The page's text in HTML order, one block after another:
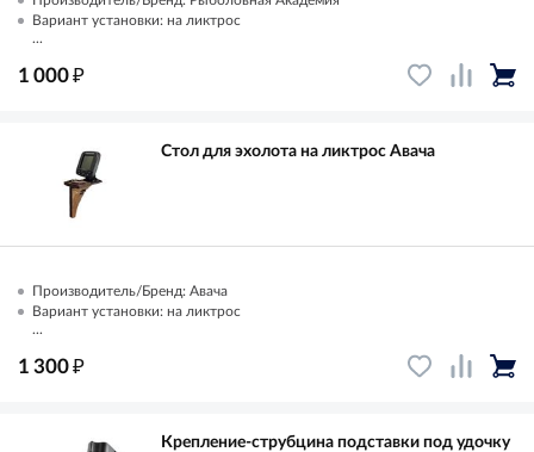
Вариант установки: на ликтрос
...
1 000₽
Стол для эхолота на ликтрос Авача
Производитель/Бренд: Авача
Вариант установки: на ликтрос
...
1 300₽
Крепление-струбцина подставки под удочку